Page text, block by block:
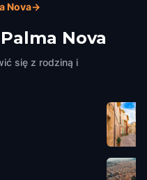
Nova→
Palma Nova
się z rodziną i